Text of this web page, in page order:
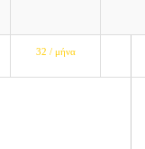
32 / μήνα